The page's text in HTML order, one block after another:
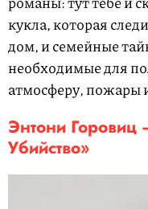
кукла, которая
дом, и семейные
необходимые для
атмосферу, пожары
Энтони
Убийство»